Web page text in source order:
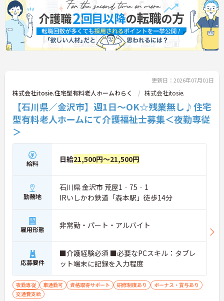
更新日：2026年07月01日
株式会社itosie.住宅型有料老人ホームわらく 株式会社itosie.
【石川県／金沢市】週1日～OK☆残業無し♪住宅
型有料老人ホームにて介護福祉士募集＜夜勤専従
＞
給料 日給21,500円～21,500円
勤務地
石川県 金沢市 荒屋1‐75‐1
IRいしかわ鉄道「森本駅」徒歩14分
雇用形態 非常勤・パート・アルバイト
応募要件
■介護経験必須 ■必要なPCスキル：タブレ
ット端末に記録を入力程度
夜勤専従 車通勤可 資格取得サポート 研修制度あり
ボーナス・賞与あり
交通費支給